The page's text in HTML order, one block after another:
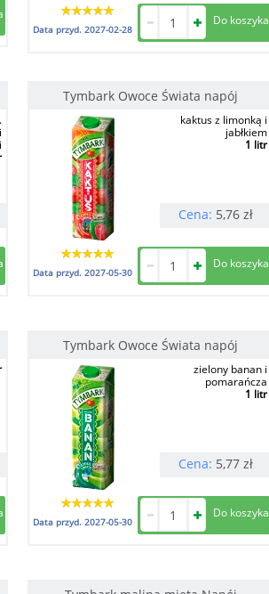
Data przyd.2027-02-28
Tymbark Owoce Świata napój
kaktus z limonką i
jabłkiem
1 litr
Cena: 5,76 zł
Data przyd.2027-05-30
Tymbark Owoce Świata napój
zielony banan i
pomarańcza
1 litr
Cena: 5,77 zł
Data przyd.2027-05-30